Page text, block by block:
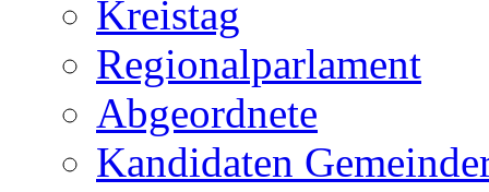
Kreistag
Regionalparlament
Abgeordnete
Kandidaten